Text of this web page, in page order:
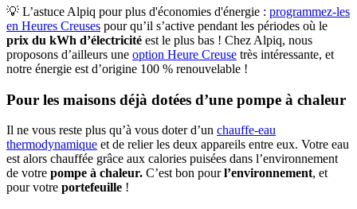
💡 L’astuce Alpiq pour plus d'économies d'énergie : programmez-les
en Heures Creuses pour qu’il s’active pendant les périodes où le
prix du kWh d’électricité est le plus bas ! Chez Alpiq, nous
proposons d’ailleurs une option Heure Creuse très intéressante, et
notre énergie est d’origine 100 % renouvelable !
Pour les maisons déjà dotées d’une pompe à chaleur
Il ne vous reste plus qu’à vous doter d’un chauffe-eau
thermodynamique et de relier les deux appareils entre eux. Votre eau
est alors chauffée grâce aux calories puisées dans l’environnement
de votre pompe à chaleur. C’est bon pourl’environnement, et
pour votre portefeuille !